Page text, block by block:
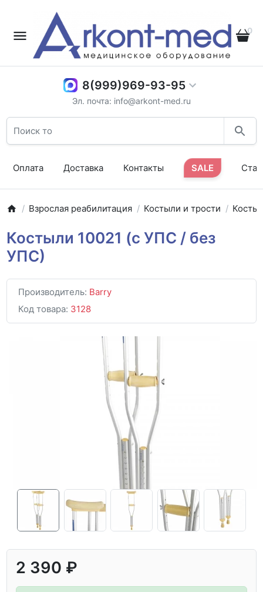
0
8(999)969-93-95
Эл. почта: info@arkont-med.ru
Оплата Доставка Контакты SALE
Взрослая реабилитация Костыли и трости
Костыли 10021 (с УПС / без
УПС)
Производитель: Barry
Код товара: 3128
2 390 ₽